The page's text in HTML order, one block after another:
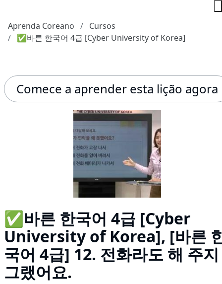
Aprenda Coreano
Cursos
✅바른 한국어 4급 [Cyber University of Korea]
Comece a aprender esta lição agora
✅바른 한국어 4급 [Cyber
University of Korea], [바른
국어 4급] 12. 전화라도 해 주지
그랬어요.